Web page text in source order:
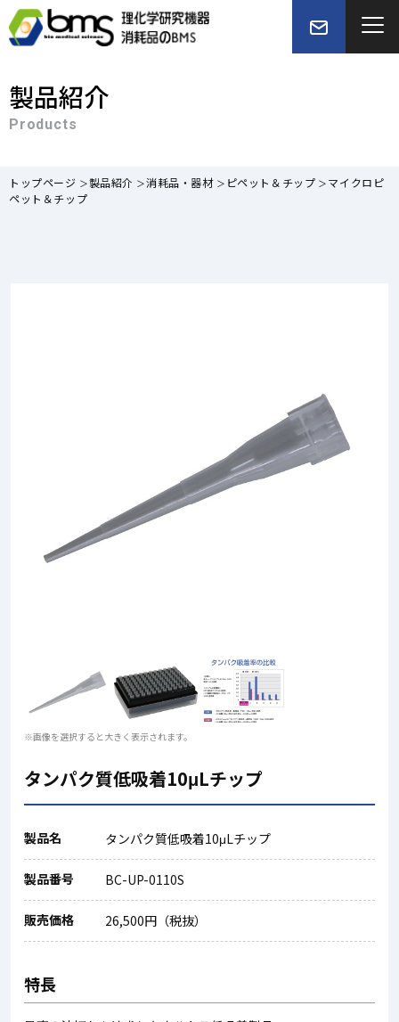
製品紹介
Products
トップページ 製品紹介 消耗品・器材 ピペット＆チップ
マイクロピ
ペット＆チップ
※画像を選択すると大きく表示されます。
タンパク質低吸着10μLチップ
製品名 タンパク質低吸着10μLチップ
製品番号 BC-UP-0110S
販売価格 26,500円（税抜）
特長